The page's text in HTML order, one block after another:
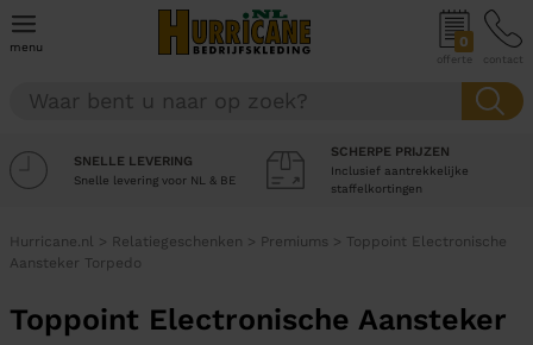
menu 0
offerte contact
SNELLE LEVERING
Snelle levering voor NL & BE
SCHERPE PRIJZEN
Inclusief aantrekkelijke
staffelkortingen
Hurricane.nl > Relatiegeschenken > Premiums > Toppoint Electronische
Aansteker Torpedo
Toppoint Electronische Aansteker